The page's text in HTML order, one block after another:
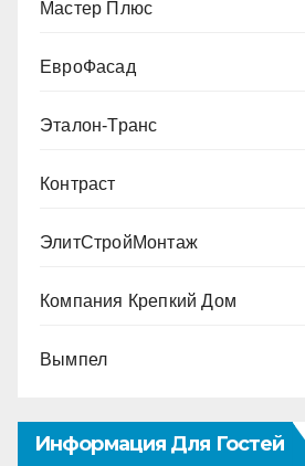
Мастер Плюс
ЕвроФасад
Эталон-Транс
Контраст
ЭлитСтройМонтаж
Компания Крепкий Дом
Вымпел
Информация Для Гостей